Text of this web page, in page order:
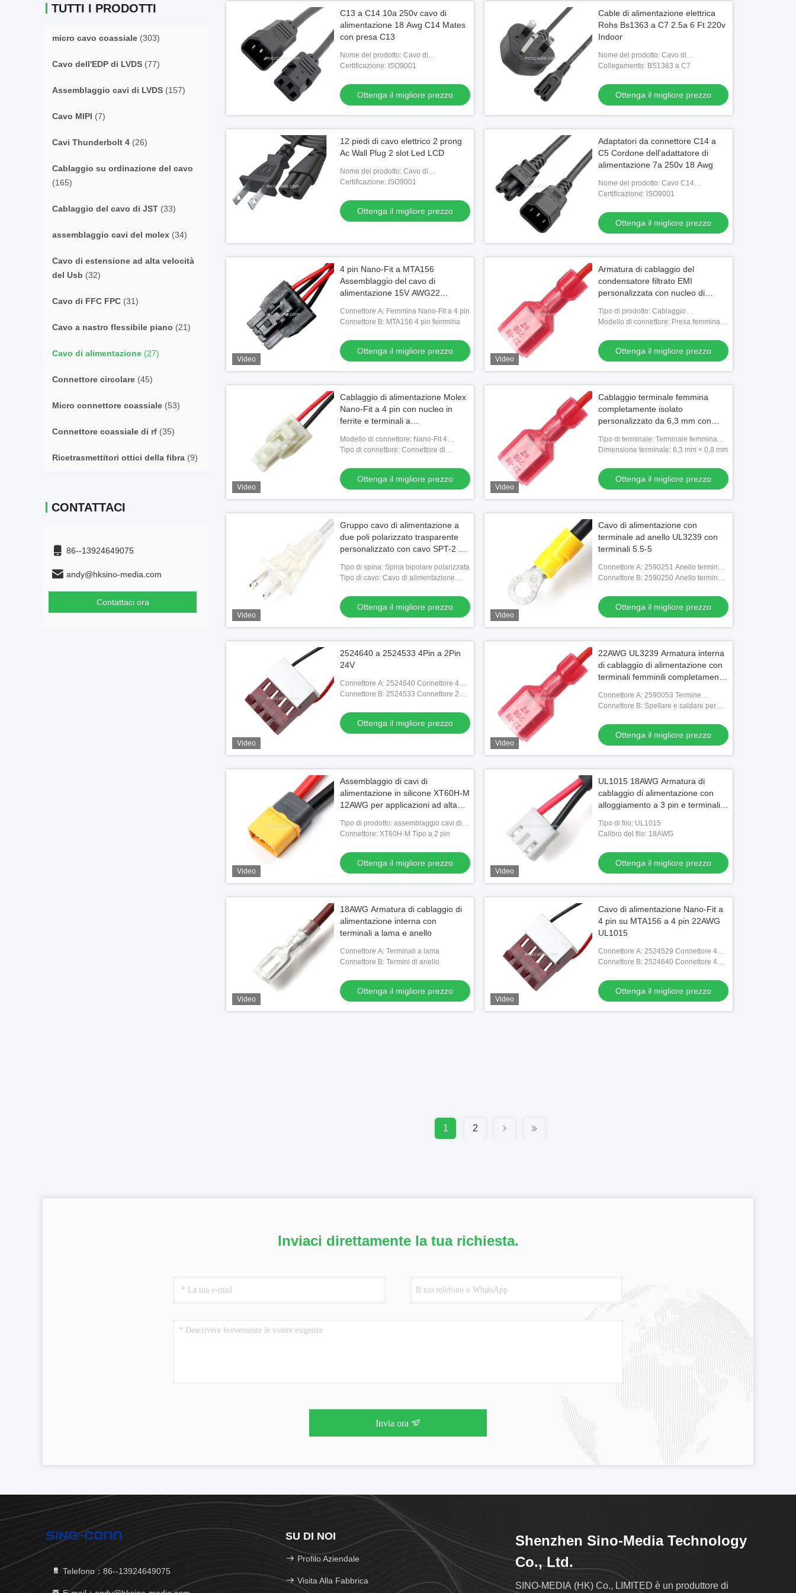
TUTTI I PRODOTTI
micro cavo coassiale (303)
Cavo dell'EDP di LVDS (77)
Assemblaggio cavi di LVDS (157)
Cavo MIPI (7)
Cavi Thunderbolt 4 (26)
Cablaggio su ordinazione del cavo
(165)
Cablaggio del cavo di JST (33)
assemblaggio cavi del molex (34)
Cavo di estensione ad alta velocità
del Usb (32)
Cavo di FFC FPC (31)
Cavo a nastro flessibile piano (21)
Cavo di alimentazione (27)
Connettore circolare (45)
Micro connettore coassiale (53)
Connettore coassiale di rf (35)
Ricetrasmettitori ottici della fibra (9)
CONTATTACI
86--13924649075
andy@hksino-media.com
Contattaci ora
C13 a C14 10a 250v cavo di
alimentazione 18 Awg C14 Mates
con presa C13
Nome del prodotto: Cavo di
alimentazione - C13 a C14
Certificazione: ISO9001
Ottenga il migliore prezzo
Cable di alimentazione elettrica
Rohs Bs1363 a C7 2.5a 6 Ft 220v
Indoor
Nome del prodotto: Cavo di
alimentazione - BS1363 a C7
Collegamento: BS1363 a C7
Ottenga il migliore prezzo
12 piedi di cavo elettrico 2 prong
Ac Wall Plug 2 slot Led LCD
Nome del prodotto: Cavo di
alimentazione - BS1363 a C7
Certificazione: ISO9001
Ottenga il migliore prezzo
Adaptatori da connettore C14 a
C5 Cordone dell'adattatore di
alimentazione 7a 250v 18 Awg
Nome del prodotto: Cavo C14
dell'adattatore di potere del cavo di
Certificazione: ISO9001
Ottenga il migliore prezzo
Video
4 pin Nano-Fit a MTA156
Assemblaggio del cavo di
alimentazione 15V AWG22
Connettore A: Femmina Nano-Fit a 4 pin
Connettore B: MTA156 4 pin femmina
Ottenga il migliore prezzo
Video
Armatura di cablaggio del
condensatore filtrato EMI
personalizzata con nucleo di
Tipo di prodotto: Cablaggio
condensatore filtrato EMI
Modello di connettore: Presa femmina
Ottenga il migliore prezzo
Video
Cablaggio di alimentazione Molex
Nano-Fit a 4 pin con nucleo in
ferrite e terminali a
completamente isolati
Modello di connettore: Nano-Fit 4
posizioni femminile
Tipo di connettore: Connettore di
Ottenga il migliore prezzo
Video
Cablaggio terminale femmina
completamente isolato
personalizzato da 6,3 mm con
Tipo di terminale: Terminale femmina
completamente isolato
Dimensione terminale: 6,3 mm × 0,8 mm
Ottenga il migliore prezzo
Video
Gruppo cavo di alimentazione a
due poli polarizzato trasparente
personalizzato con cavo SPT-2 da
Tipo di spina: Spina bipolare polarizzata
Tipo di cavo: Cavo di alimentazione
Ottenga il migliore prezzo
Video
Cavo di alimentazione con
terminale ad anello UL3239 con
terminali 5.5-5
Connettore A: 2590251 Anello terminale
connettore M5
Connettore B: 2590250 Anello terminale
Ottenga il migliore prezzo
Video
2524640 a 2524533 4Pin a 2Pin
24V
Connettore A: 2524640 Connettore 4P
Femmina MTA156 Rosso
Connettore B: 2524533 Connettore 2P 1
Ottenga il migliore prezzo
Video
22AWG UL3239 Armatura interna
di cablaggio di alimentazione con
terminali femminili completamente
Connettore A: 2590053 Termine
connettore
Connettore B: Spellare e saldare per
Ottenga il migliore prezzo
Video
Assemblaggio di cavi di
alimentazione in silicone XT60H-M
12AWG per applicazioni ad alta
Tipo di prodotto: assemblaggio cavi di
potere
Connettore: XT60H-M Tipo a 2 pin
Ottenga il migliore prezzo
Video
UL1015 18AWG Armatura di
cablaggio di alimentazione con
alloggiamento a 3 pin e terminali a
Tipo di filo: UL1015
Calibro del filo: 18AWG
Ottenga il migliore prezzo
Video
18AWG Armatura di cablaggio di
alimentazione interna con
terminali a lama e anello
Connettore A: Terminali a lama
Connettore B: Termini di anello
Ottenga il migliore prezzo
Video
Cavo di alimentazione Nano-Fit a
4 pin su MTA156 a 4 pin 22AWG
UL1015
Connettore A: 2524529 Connettore 4P 1
fila Femmina Nano-fit Nero
Connettore B: 2524640 Connettore 4P
Ottenga il migliore prezzo
1 2
Inviaci direttamente la tua richiesta.
Invia ora
Telefono：86--13924649075
SU DI NOI
Profilo Aziendale
Visita Alla Fabbrica
Shenzhen Sino-Media Technology
Co., Ltd.
SINO-MEDIA (HK) Co., LIMITED è un produttore di